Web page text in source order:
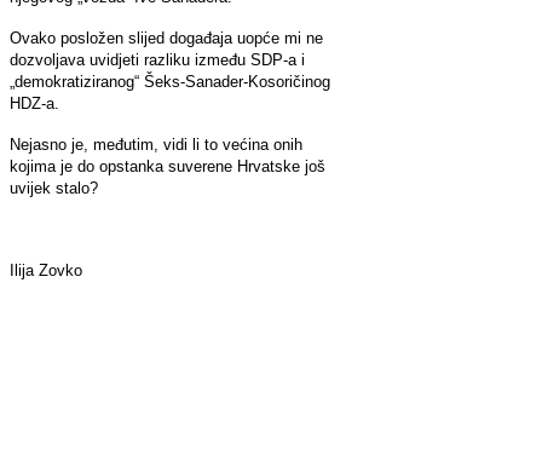
Ovako posložen slijed događaja uopće mi ne
dozvoljava uvidjeti razliku između SDP-a i
„demokratiziranog“ Šeks-Sanader-Kosoričinog
HDZ-a.
Nejasno je, međutim, vidi li to većina onih
kojima je do opstanka suverene Hrvatske još
uvijek stalo?
Ilija Zovko